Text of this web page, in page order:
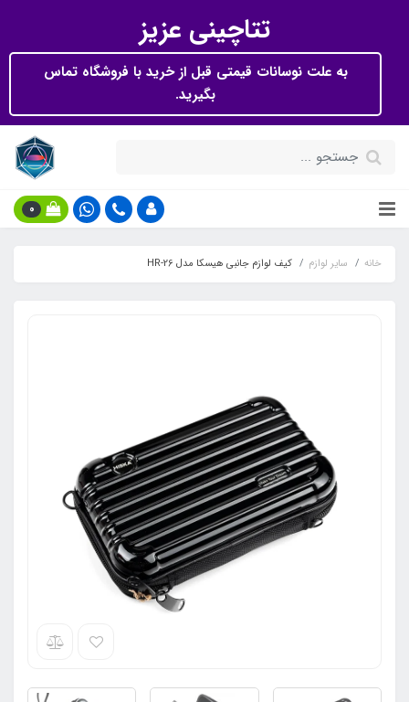
تتاچینی عزیز
به علت نوسانات قیمتی قبل از خرید با فروشگاه تماس
بگیرید.
0
خانه سایر لوازم کیف لوازم جانبی هیسکا مدل HR-26